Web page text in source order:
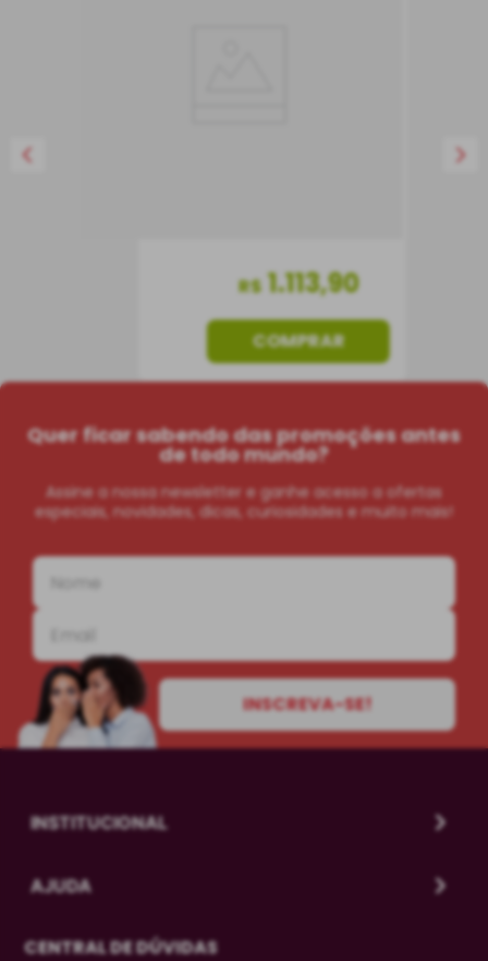
R$ 1.113,90
COMPRAR
Quer ficar sabendo das promoções antes
de todo mundo?
Assine a nossa newsletter e ganhe acesso a ofertas
especiais, novidades, dicas, curiosidades e muito mais!
INSCREVA-SE!
INSTITUCIONAL
AJUDA
CENTRAL DE DÚVIDAS